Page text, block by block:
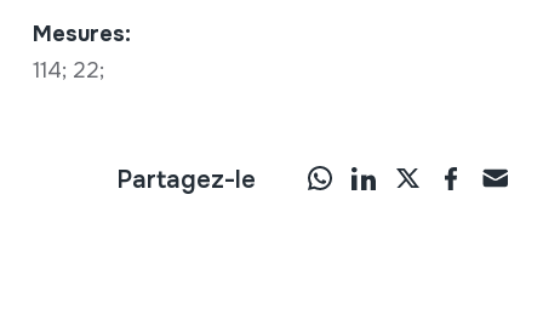
Mesures:
114; 22;
Partagez-le